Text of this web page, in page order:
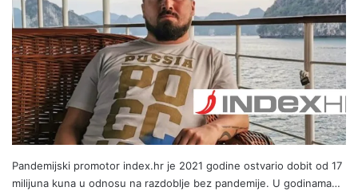
Pandemijski promotor index.hr je 2021 godine ostvario dobit od 17
milijuna kuna u odnosu na razdoblje bez pandemije. U godinama…